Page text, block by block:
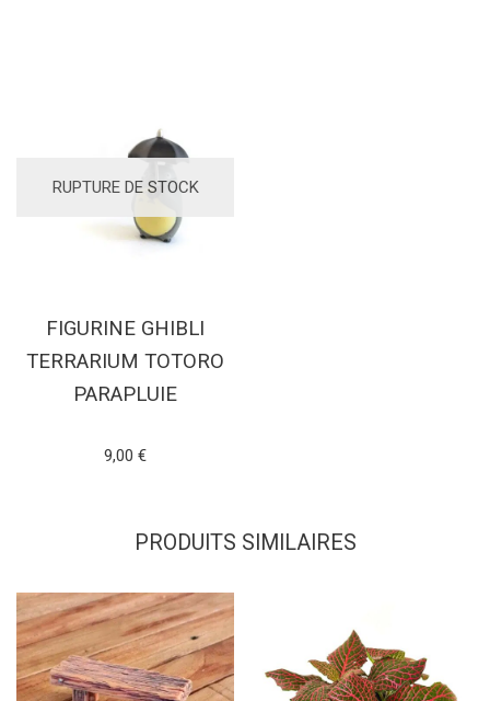
RUPTURE DE STOCK
FIGURINE GHIBLI
TERRARIUM TOTORO
PARAPLUIE
Note
4.93
9,00 €
PRODUITS SIMILAIRES